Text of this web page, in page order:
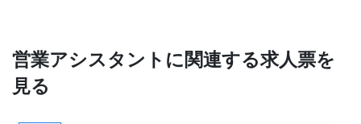
営業アシスタントに関連する求人票を
見る